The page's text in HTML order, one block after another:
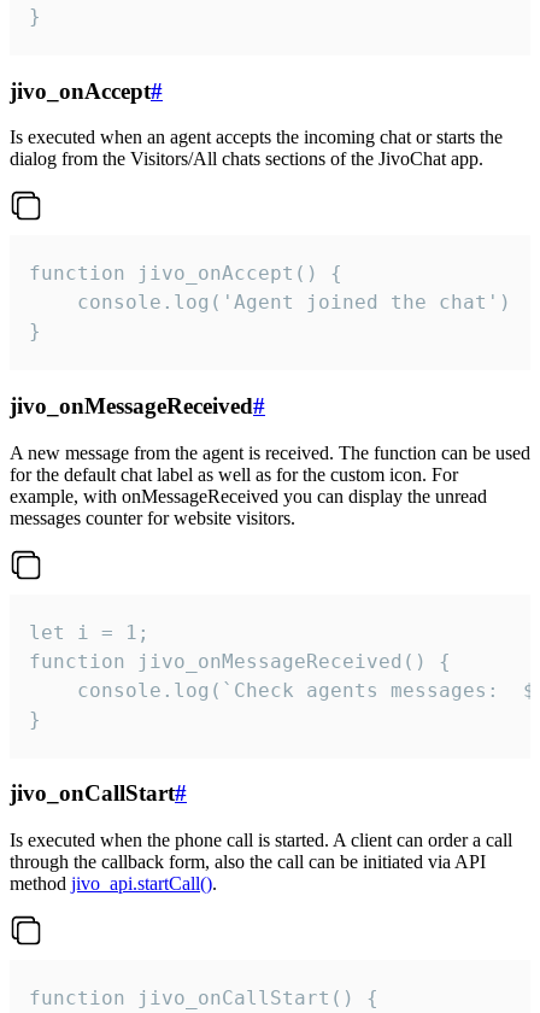
}
jivo_onAccept#
Is executed when an agent accepts the incoming chat or starts the
dialog from the Visitors/All chats sections of the JivoChat app.
function jivo_onAccept() {
}
jivo_onMessageReceived#
A new message from the agent is received. The function can be used
for the default chat label as well as for the custom icon. For
example, with onMessageReceived you can display the unread
messages counter for website visitors.
let i = 1;
function jivo_onMessageReceived() {
}
jivo_onCallStart#
Is executed when the phone call is started. A client can order a call
through the callback form, also the call can be initiated via API
method jivo_api.startCall().
function jivo_onCallStart() {